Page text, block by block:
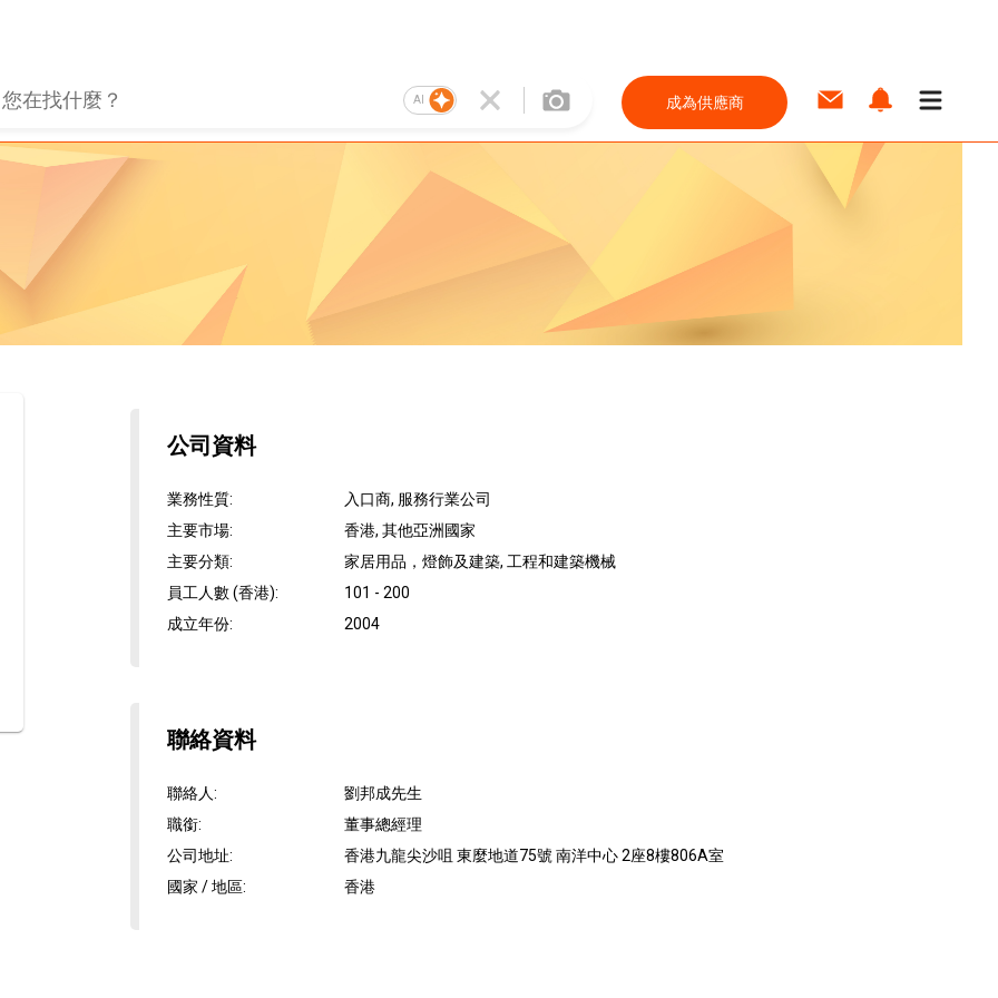
AI 成為供應商
公司資料
業務性質:
入口商, 服務行業公司
主要市場:
香港, 其他亞洲國家
主要分類:
家居用品，燈飾及建築, 工程和建築機械
員工人數 (香港):
101 - 200
成立年份: 2004
聯絡資料
聯絡人:
劉邦成先生
職銜:
董事總經理
公司地址:
香港九龍尖沙咀 東麼地道75號 南洋中心 2座8樓806A室
國家 / 地區: 香港